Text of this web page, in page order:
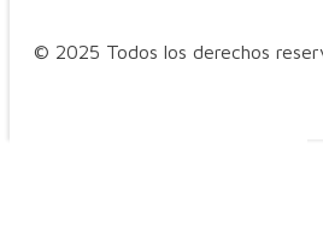
© 2025 Todos los derechos